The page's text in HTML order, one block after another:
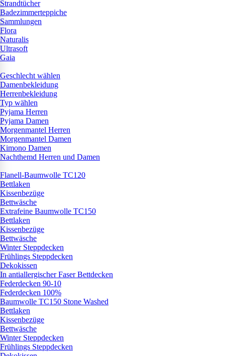
Strandtücher
Badezimmerteppiche
Sammlungen
Flora
Naturalis
Ultrasoft
Gaia
Geschlecht wählen
Damenbekleidung
Herrenbekleidung
Typ wählen
Pyjama Herren
Pyjama Damen
Morgenmantel Herren
Morgenmantel Damen
Kimono Damen
Nachthemd Herren und Damen
Flanell-Baumwolle TC120
Bettlaken
Kissenbezüge
Bettwäsche
Extrafeine Baumwolle TC150
Bettlaken
Kissenbezüge
Bettwäsche
Winter Steppdecken
Frühlings Steppdecken
Dekokissen
In antiallergischer Faser Bettdecken
Federdecken 90-10
Federdecken 100%
Baumwolle TC150 Stone Washed
Bettlaken
Kissenbezüge
Bettwäsche
Winter Steppdecken
Frühlings Steppdecken